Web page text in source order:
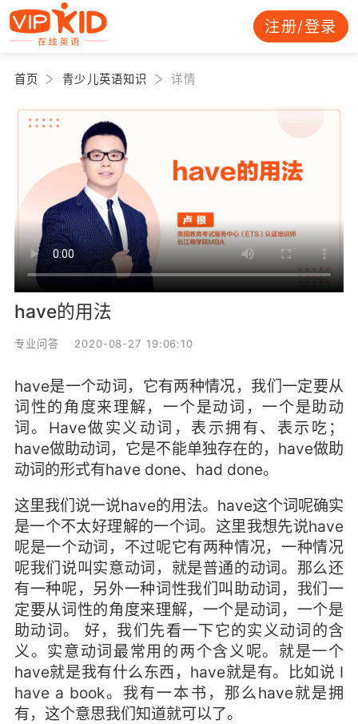
注册/登录
首页 青少儿英语知识 详情
have的用法
专业问答 2020-08-27 19:06:10
have是一个动词，它有两种情况，我们一定要从
词性的角度来理解，一个是动词，一个是助动
词。Have做实义动词，表示拥有、表示吃；
have做助动词，它是不能单独存在的，have做助
动词的形式有have done、had done。
这里我们说一说have的用法。have这个词呢确实
是一个不太好理解的一个词。这里我想先说have
呢是一个动词，不过呢它有两种情况，一种情况
呢我们说叫实意动词，就是普通的动词。那么还
有一种呢，另外一种词性我们叫助动词，我们一
定要从词性的角度来理解，一个是动词，一个是
助动词。 好，我们先看一下它的实义动词的含
义。实意动词最常用的两个含义呢。就是一个
have就是我有什么东西，have就是有。比如说 I
have a book。我有一本书，那么have就是拥
有，这个意思我们知道就可以了。